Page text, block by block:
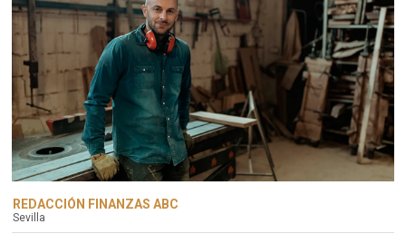
REDACCIÓN FINANZAS ABC
Sevilla